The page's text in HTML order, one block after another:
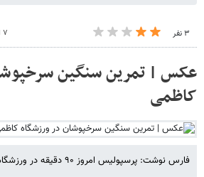
۳ نفر ۷ اردیبهشت ۱۴۰۲ - ۲۱:۵۱
عکس | تمرین سنگین
کاظمی
فارس نوشت: پرسپولیس امروز ۹۰ دقیقه در ورزشگاه شهید کاظمی تمرین کرد.